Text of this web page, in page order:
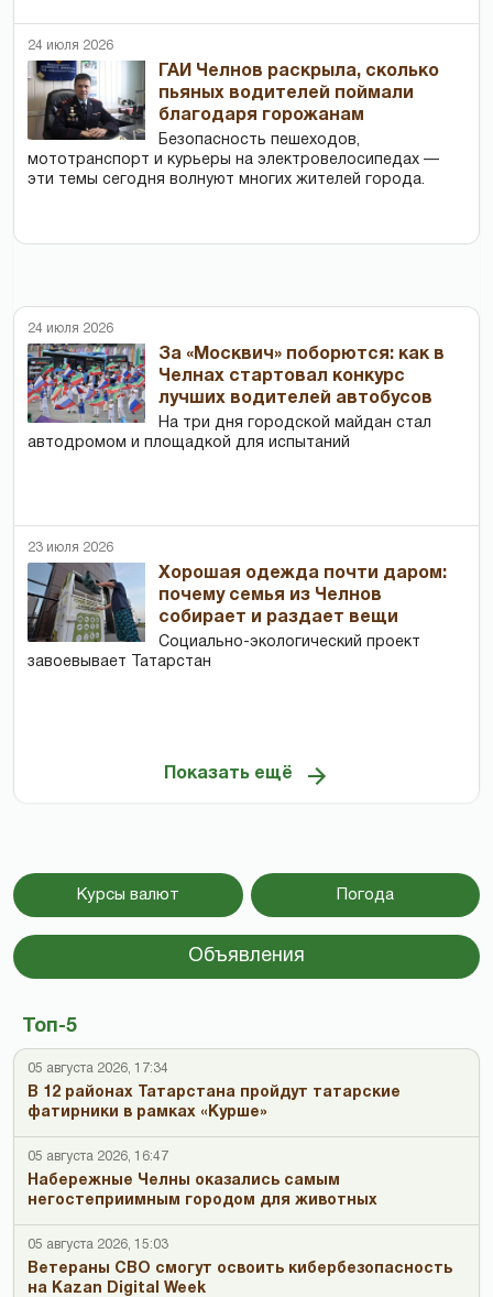
24 июля 2026
ГАИ Челнов раскрыла, сколько
пьяных водителей поймали
благодаря горожанам
Безопасность пешеходов,
мототранспорт и курьеры на электровелосипедах —
эти темы сегодня волнуют многих жителей города.
24 июля 2026
За «Москвич» поборются: как в
Челнах стартовал конкурс
лучших водителей автобусов
На три дня городской майдан стал
автодромом и площадкой для испытаний
23 июля 2026
Хорошая одежда почти даром:
почему семья из Челнов
собирает и раздает вещи
Социально-экологический проект
завоевывает Татарстан
Показать ещё
Курсы валют Погода
Объявления
Топ-5
05 августа 2026, 17:34
В 12 районах Татарстана пройдут татарские
фатирники в рамках «Курше»
05 августа 2026, 16:47
Набережные Челны оказались самым
негостеприимным городом для животных
05 августа 2026, 15:03
Ветераны СВО смогут освоить кибербезопасность
на Kazan Digital Week